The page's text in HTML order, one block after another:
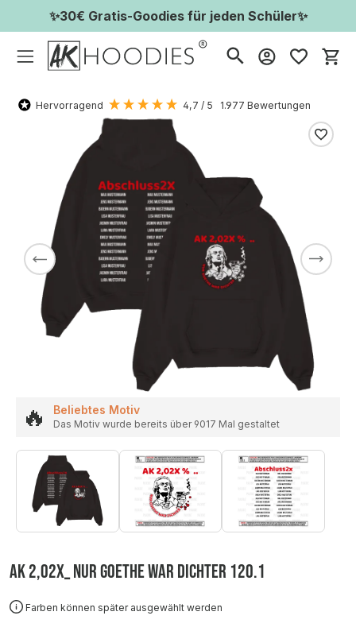
✨30€ Gratis-Goodies für jeden Schüler✨
Hervorragend 4,7 / 5 1.977 Bewertungen
🔥 Beliebtes Motiv
Das Motiv wurde bereits über 9017 Mal gestaltet
AK 2,02X_ NUR GOETHE WAR DICHTER 120.1
Farben können später ausgewählt werden